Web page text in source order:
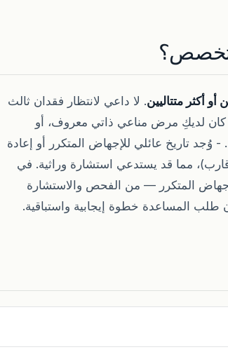
أكثر متتاليين. لا داعي لانتظار فقدان ثالث
لديكِ مرض مناعي ذاتي معروف، أو
تاريخ عائلي للإجهاض المتكرر أو إعادة
مما قد يستدعي استشارة وراثية. في
المتكرر — من الفحص والاستشارة
المساعدة خطوة إيجابية واستباقية.